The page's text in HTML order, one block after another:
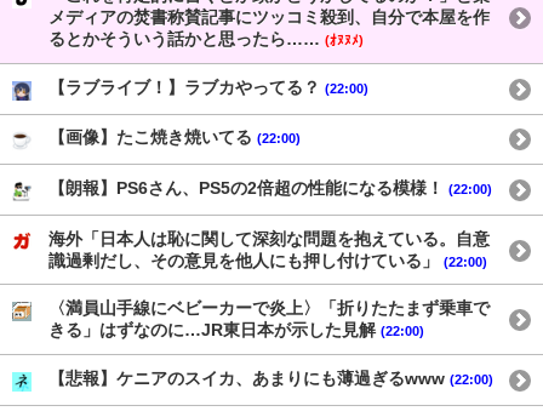
メディアの焚書称賛記事にツッコミ殺到、自分で本屋を作
るとかそういう話かと思ったら…… (ｵﾇﾇﾒ)
【ラブライブ！】ラブカやってる？ (22:00)
【画像】たこ焼き焼いてる (22:00)
【朗報】PS6さん、PS5の2倍超の性能になる模様！ (22:00)
海外「日本人は恥に関して深刻な問題を抱えている。自意
識過剰だし、その意見を他人にも押し付けている」
(22:00)
〈満員山手線にベビーカーで炎上〉「折りたたまず乗車で
きる」はずなのに…JR東日本が示した見解 (22:00)
【悲報】ケニアのスイカ、あまりにも薄過ぎるwww (22:00)